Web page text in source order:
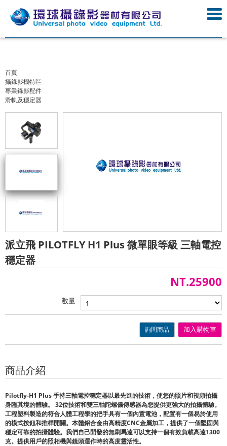
首頁
攝錄影機特區
專業錄影配件
滑軌及穩定器
派立飛 PILOTFLY H1 Plus 微單眼等級 三軸電控
穩定器
NT.25900
數量
詢問商品 加入購物車
商品介紹
Pilotfly-H1 Plus 手持三軸電控穩定器以最先進的技術，使您的照片和視頻拍攝
身臨其境的體驗。 32位技術和雙三軸陀螺儀傳感器為您提供更強大的拍攝體驗。
工程塑料製造的符合人體工程學的把手具有一個內置電池，配置有一個易於使用
的模式按鈕和推桿開關。本體鋁合金由高精度CNC金屬加工，提供了一個堅固與
穩定可靠的拍攝體驗。我們自己開發的無刷馬達可以支持一個有效負載高達1300
克。提供用戶的照相機與鏡頭運作時的高度靈活性。